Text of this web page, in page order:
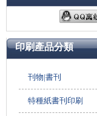
刊物|書刊
特種紙書刊印刷
印刷產品分類